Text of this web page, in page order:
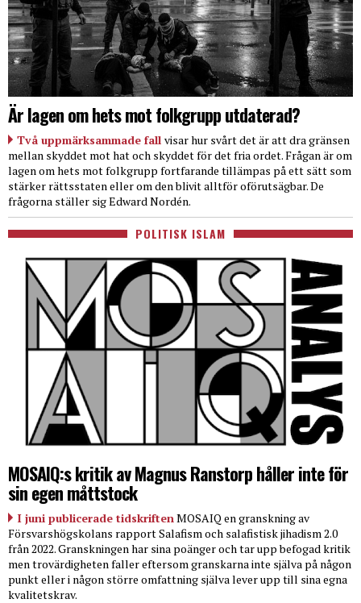
Är lagen om hets mot folkgrupp utdaterad?
Två uppmärksammade fall visar hur svårt det är att dra gränsen
mellan skyddet mot hat och skyddet för det fria ordet. Frågan är om
lagen om hets mot folkgrupp fortfarande tillämpas på ett sätt som
stärker rättsstaten eller om den blivit alltför oförutsägbar. De
frågorna ställer sig Edward Nordén.
POLITISK ISLAM
MOSAIQ:s kritik av Magnus Ranstorp håller inte för
sin egen måttstock
I juni publicerade tidskriften MOSAIQ en granskning av
Försvarshögskolans rapport Salafism och salafistisk jihadism 2.0
från 2022. Granskningen har sina poänger och tar upp befogad kritik
men trovärdigheten faller eftersom granskarna inte själva på någon
punkt eller i någon större omfattning själva lever upp till sina egna
kvalitetskrav.